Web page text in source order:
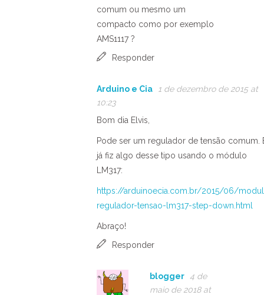
comum ou mesmo um
compacto como por exemplo
AMS1117 ?
Responder
Arduino e Cia
1 de dezembro de 2015 at
10:23
Bom dia Elvis,
Pode ser um regulador de tensão comum.
já fiz algo desse tipo usando o módulo
LM317:
https://arduinoecia.com.br/2015/06/
regulador-tensao-lm317-step-down.html
Abraço!
Responder
blogger
4 de
maio de 2018 at